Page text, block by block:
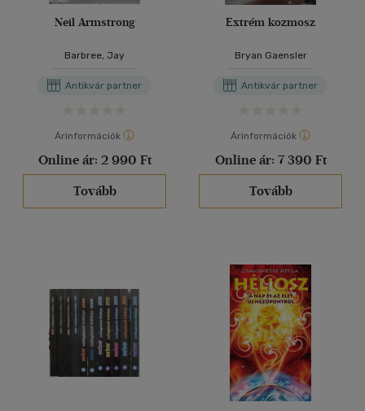
Neil Armstrong
Barbree, Jay
Antikvár partner
Árinformációk
Online ár: 2 990 Ft
Tovább
Extrém kozmosz
Bryan Gaensler
Antikvár partner
Árinformációk
Online ár: 7 390 Ft
Tovább